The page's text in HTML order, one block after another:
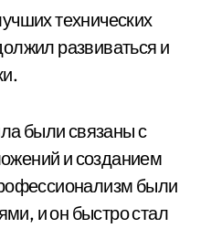
технических
развиваться и
были связаны с
и созданием
были
и он быстро стал